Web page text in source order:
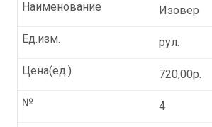
Изовер
Наименование
рул.
Ед.изм.
720,00р.
Цена(ед.)
4
№